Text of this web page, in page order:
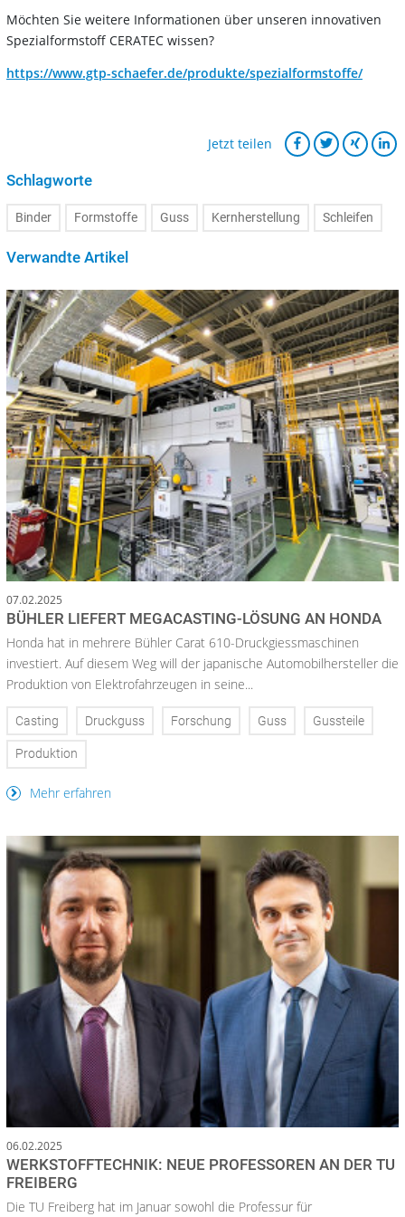
Möchten Sie weitere Informationen über unseren innovativen
Spezialformstoff CERATEC wissen?
https://www.gtp-schaefer.de/produkte/spezialformstoffe/
Jetzt teilen
Schlagworte
Binder Formstoffe Guss Kernherstellung Schleifen
Verwandte Artikel
07.02.2025
BÜHLER LIEFERT MEGACASTING-LÖSUNG AN HONDA
Honda hat in mehrere Bühler Carat 610-Druckgiessmaschinen
investiert. Auf diesem Weg will der japanische Automobilhersteller die
Produktion von Elektrofahrzeugen in seine...
Casting Druckguss Forschung Guss Gussteile
Produktion
Mehr erfahren
06.02.2025
WERKSTOFFTECHNIK: NEUE PROFESSOREN AN DER TU
FREIBERG
Die TU Freiberg hat im Januar sowohl die Professur für